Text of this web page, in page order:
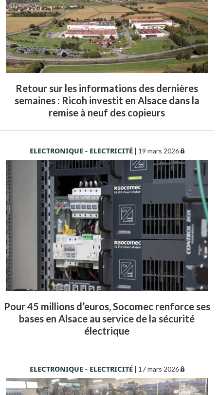
Retour sur les informations des dernières
semaines : Ricoh investit en Alsace dans la
remise à neuf des copieurs
ELECTRONIQUE - ELECTRICITÉ| 19 mars 2026
Pour 45 millions d’euros, Socomec renforce ses
bases en Alsace au service de la sécurité
électrique
ELECTRONIQUE - ELECTRICITÉ| 17 mars 2026